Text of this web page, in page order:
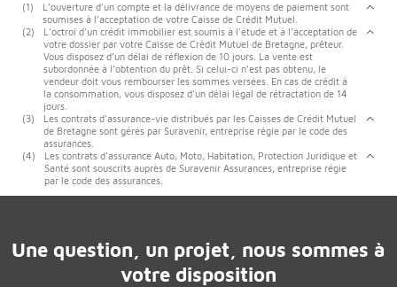
(1)
L’ouverture d’un compte et la délivrance de moyens de paiement sont
soumises à l’acceptation de votre Caisse de Crédit Mutuel.
(2)
L'octroi d'un crédit immobilier est soumis à l'étude et à l'acceptation de
votre dossier par votre Caisse de Crédit Mutuel de Bretagne, prêteur.
Vous disposez d’un délai de réflexion de 10 jours. La vente est
subordonnée à l’obtention du prêt. Si celui-ci n’est pas obtenu, le
vendeur doit vous rembourser les sommes versées. En cas de crédit à
la consommation, vous disposez d'un délai légal de rétractation de 14
jours.
(3)
Les contrats d'assurance-vie distribués par les Caisses de Crédit Mutuel
de Bretagne sont gérés par Suravenir, entreprise régie par le code des
assurances.
(4)
Les contrats d'assurance Auto, Moto, Habitation, Protection Juridique et
Santé sont souscrits auprès de Suravenir Assurances, entreprise régie
par le code des assurances.
Une question, un projet, nous sommes à
votre disposition